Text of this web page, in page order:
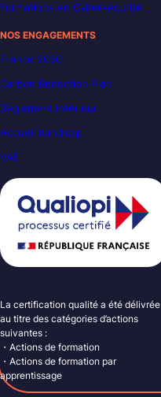
Formations en Cybersécurité
NOS ENGAGEMENTS
France 2030
Carbon Reduction Plan
Règlement intérieur
Accueil handicap
VAE
La certification qualité a été délivrée
au titre des catégories d’actions
suivantes :
・Actions de formation
・Actions de formation par
apprentissage